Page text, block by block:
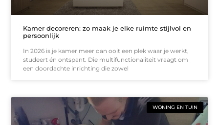
Kamer decoreren: zo maak je elke ruimte stijlvol en
persoonlijk
In 2026 is je kamer meer dan ooit een plek waar je werkt,
studeert én ontspant. Die multifunctionaliteit vraagt om
een doordachte inrichting die zowel
WONING EN TUIN